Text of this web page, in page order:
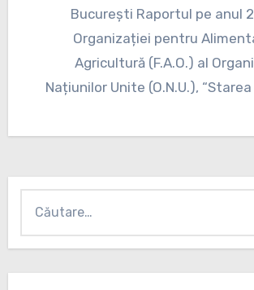
București Raportul pe anul
Organizației pentru
Agricultură (F.A.O.) al
Națiunilor Unite (O.N.U.),
după: